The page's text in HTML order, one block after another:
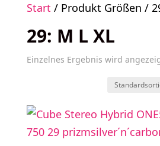
Start / Produkt Größen /
29: M L XL
Einzelnes Ergebnis wird